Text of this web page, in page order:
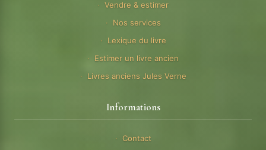
Vendre & estimer
Nos services
Lexique du livre
Estimer un livre ancien
Livres anciens Jules Verne
Informations
Contact